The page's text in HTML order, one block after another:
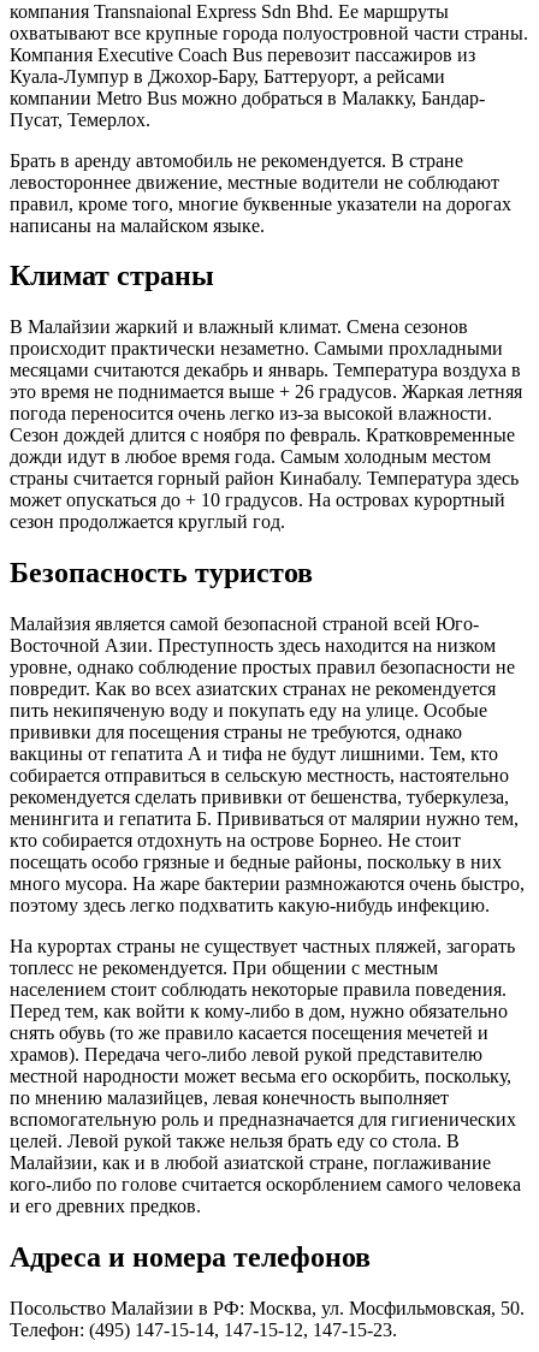
компания Transnaional Express Sdn Bhd. Ее маршруты
охватывают все крупные города полуостровной части страны.
Компания Executive Coach Bus перевозит пассажиров из
Куала-Лумпур в Джохор-Бару, Баттеруорт, а рейсами
компании Metro Bus можно добраться в Малакку, Бандар-
Пусат, Темерлох.
Брать в аренду автомобиль не рекомендуется. В стране
левостороннее движение, местные водители не соблюдают
правил, кроме того, многие буквенные указатели на дорогах
написаны на малайском языке.
Климат страны
В Малайзии жаркий и влажный климат. Смена сезонов
происходит практически незаметно. Самыми прохладными
месяцами считаются декабрь и январь. Температура воздуха в
это время не поднимается выше + 26 градусов. Жаркая летняя
погода переносится очень легко из-за высокой влажности.
Сезон дождей длится с ноября по февраль. Кратковременные
дожди идут в любое время года. Самым холодным местом
страны считается горный район Кинабалу. Температура здесь
может опускаться до + 10 градусов. На островах курортный
сезон продолжается круглый год.
Безопасность туристов
Малайзия является самой безопасной страной всей Юго-
Восточной Азии. Преступность здесь находится на низком
уровне, однако соблюдение простых правил безопасности не
повредит. Как во всех азиатских странах не рекомендуется
пить некипяченую воду и покупать еду на улице. Особые
прививки для посещения страны не требуются, однако
вакцины от гепатита А и тифа не будут лишними. Тем, кто
собирается отправиться в сельскую местность, настоятельно
рекомендуется сделать прививки от бешенства, туберкулеза,
менингита и гепатита Б. Прививаться от малярии нужно тем,
кто собирается отдохнуть на острове Борнео. Не стоит
посещать особо грязные и бедные районы, поскольку в них
много мусора. На жаре бактерии размножаются очень быстро,
поэтому здесь легко подхватить какую-нибудь инфекцию.
На курортах страны не существует частных пляжей, загорать
топлесс не рекомендуется. При общении с местным
населением стоит соблюдать некоторые правила поведения.
Перед тем, как войти к кому-либо в дом, нужно обязательно
снять обувь (то же правило касается посещения мечетей и
храмов). Передача чего-либо левой рукой представителю
местной народности может весьма его оскорбить, поскольку,
по мнению малазийцев, левая конечность выполняет
вспомогательную роль и предназначается для гигиенических
целей. Левой рукой также нельзя брать еду со стола. В
Малайзии, как и в любой азиатской стране, поглаживание
кого-либо по голове считается оскорблением самого человека
и его древних предков.
Адреса и номера телефонов
Посольство Малайзии в РФ: Москва, ул. Мосфильмовская, 50.
Телефон: (495) 147-15-14, 147-15-12, 147-15-23.